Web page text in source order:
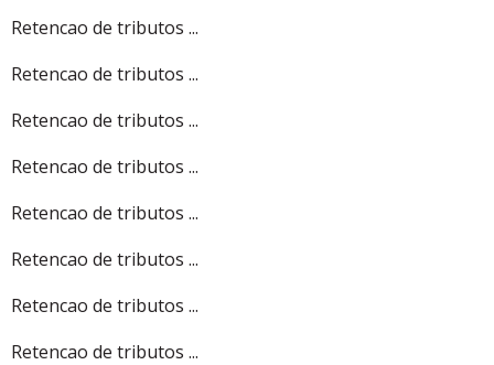
Retencao de tributos ...
Retencao de tributos ...
Retencao de tributos ...
Retencao de tributos ...
Retencao de tributos ...
Retencao de tributos ...
Retencao de tributos ...
Retencao de tributos ...